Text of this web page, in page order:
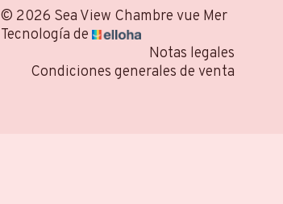
© 2026 Sea View Chambre vue Mer
Tecnología de
Notas legales
Condiciones generales de venta